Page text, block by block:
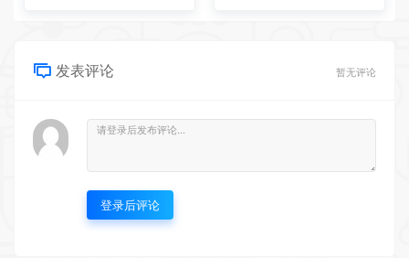
发表评论 暂无评论
登录后评论